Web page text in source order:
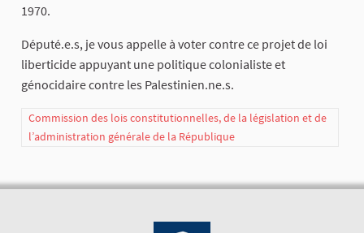
1970.
Député.e.s, je vous appelle à voter contre ce projet de loi
liberticide appuyant une politique colonialiste et
génocidaire contre les Palestinien.ne.s.
Commission des lois constitutionnelles, de la législation et de
l’administration générale de la République